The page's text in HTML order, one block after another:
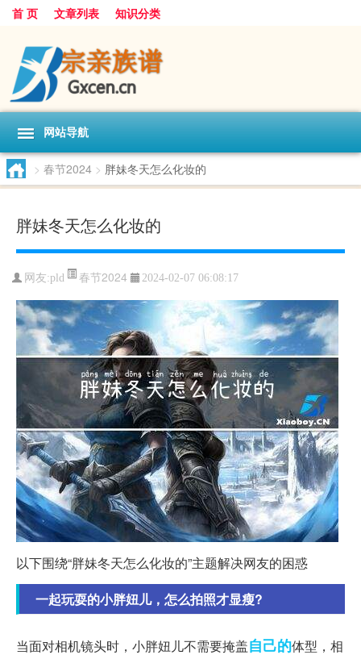
首 页 文章列表 知识分类
网站导航
> 春节2024 > 胖妹冬天怎么化妆的
胖妹冬天怎么化妆的
网友:pld 春节2024 2024-02-07 06:08:17
以下围绕“胖妹冬天怎么化妆的”主题解决网友的困惑
一起玩耍的小胖妞儿，怎么拍照才显瘦?
当面对相机镜头时，小胖妞儿不需要掩盖自己的体型，相